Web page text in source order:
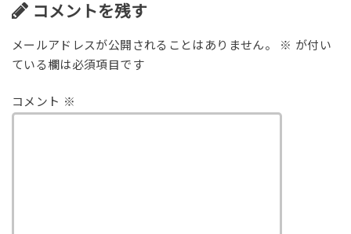
コメントを残す
メールアドレスが公開されることはありません。 ※ が付い
ている欄は必須項目です
コメント ※